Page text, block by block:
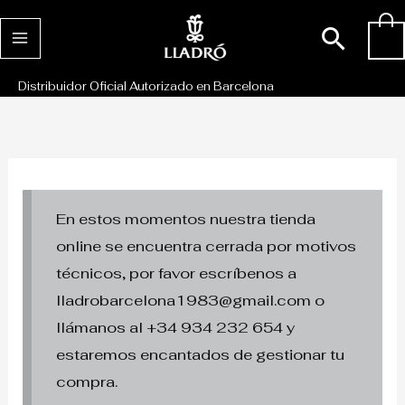
al
Distribuidor Oficial Autorizado en Barcelona
En estos momentos nuestra tienda
online se encuentra cerrada por motivos
técnicos, por favor escríbenos a
lladrobarcelona1983@gmail.com o
llámanos al +34 934 232 654 y
estaremos encantados de gestionar tu
compra.